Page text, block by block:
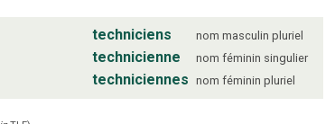
techniciens nom masculin pluriel
technicienne nom féminin singulier
techniciennes nom féminin pluriel